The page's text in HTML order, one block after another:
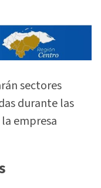
sectores
durante las
empresa